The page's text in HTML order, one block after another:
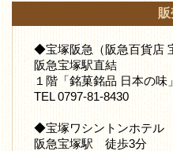
◆宝塚阪急（阪急百貨店
阪急宝塚駅直結
１階「銘菓銘品 日本の味
TEL 0797-81-8430
◆宝塚ワシントンホテル
阪急宝塚駅 徒歩3分